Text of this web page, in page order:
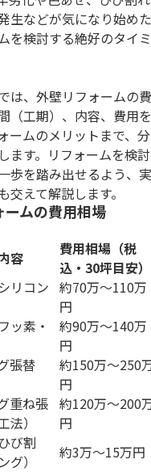
生などが気になり始め
を検討する絶好のタイ
は、外壁リフォームの
（工期）、内容、費用
ームのメリットまで、
ます。リフォームを検
歩を踏み出せるよう、
交えて解説します。
ームの費用相場
容
費用相場（税
込・30坪目安）
リコン 約70万〜110万
円
ッ素・
約90万〜140万
円
張替
約150万〜250
円
重ね張
法）
約120万〜200
円
び割
グ）
約3万〜15万円